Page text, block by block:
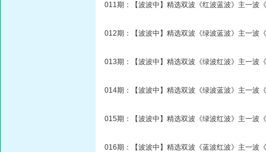
011期：【波波中】精选双波《红波蓝波》主一波
012期：【波波中】精选双波《绿波蓝波》主一波
013期：【波波中】精选双波《绿波红波》主一波
014期：【波波中】精选双波《绿波蓝波》主一波
015期：【波波中】精选双波《绿波红波》主一波
016期：【波波中】精选双波《蓝波红波》主一波